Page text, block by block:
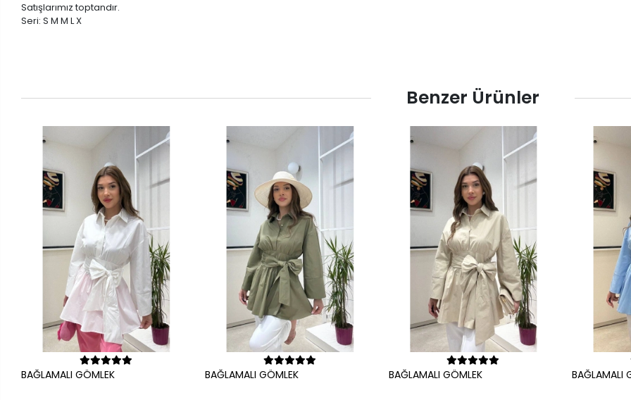
Satışlarımız toptandır.
Seri: S M M L X
Benzer Ürünler
Sepete Ekle
BAĞLAMALI GÖMLEK Sepete Ekle
BAĞLAMALI GÖMLEK Sepete Ekle
BAĞLAMALI GÖMLEK BAĞLAMALI